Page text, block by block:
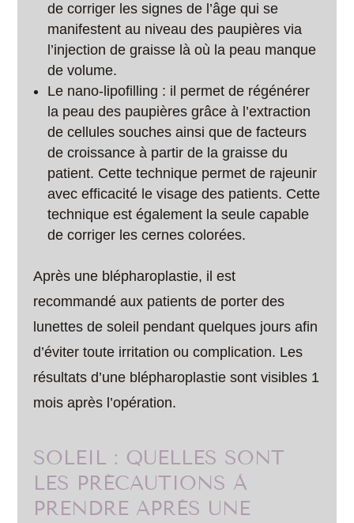
de corriger les signes de l’âge qui se
manifestent au niveau des paupières via
l’injection de graisse là où la peau manque
de volume.
Le nano-lipofilling : il permet de régénérer
la peau des paupières grâce à l’extraction
de cellules souches ainsi que de facteurs
de croissance à partir de la graisse du
patient. Cette technique permet de rajeunir
avec efficacité le visage des patients. Cette
technique est également la seule capable
de corriger les cernes colorées.
Après une blépharoplastie, il est
recommandé aux patients de porter des
lunettes de soleil pendant quelques jours afin
d’éviter toute irritation ou complication. Les
résultats d’une blépharoplastie sont visibles 1
mois après l’opération.
SOLEIL : QUELLES SONT
LES PRÉCAUTIONS À
PRENDRE APRÈS UNE